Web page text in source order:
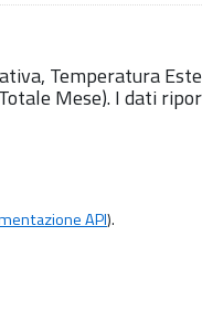
Temperatura
Mese). I dati
API).